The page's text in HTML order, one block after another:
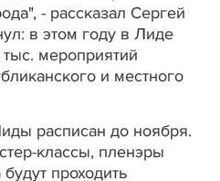
- рассказал Сергей
в этом году в Лиде
мероприятий
и местного
расписан до ноября.
классы, пленэры
проходить